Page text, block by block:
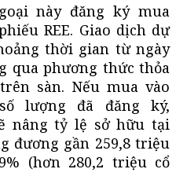
này đăng ký mua
REE. Giao dịch dự
thời gian từ ngày
qua phương thức thỏa
sàn. Nếu mua vào
lượng đã đăng ký,
nâng tỷ lệ sở hữu tại
đương gần 259,8 triệu
(hơn 280,2 triệu cổ